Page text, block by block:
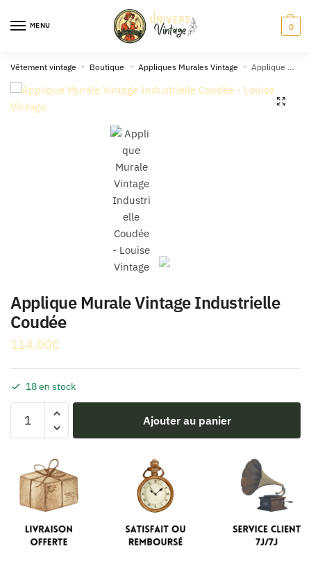
MENU 0
Vêtement vintage » Boutique » Appliques Murales Vintage » Applique Murale Vintage Industrielle Coudée
🔍
Applique Murale Vintage Industrielle
Coudée
114.00€
18 en stock
Applique
Vintage
Industrielle
Coudée
Ajouter au panier